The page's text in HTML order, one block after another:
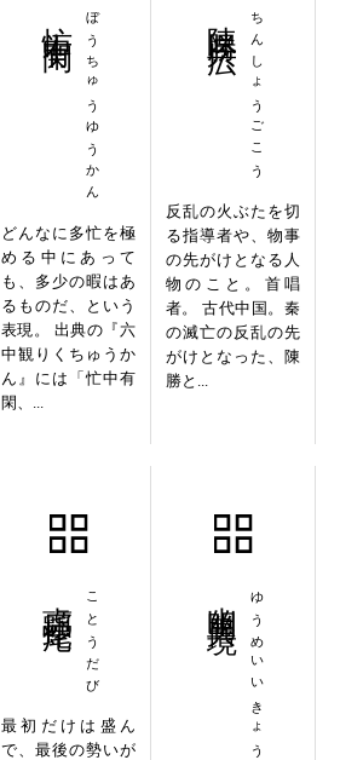
ぼうちゅうゆうかん
どんなに多忙を極
める中にあって
も、多少の暇はあ
るものだ、という
表現。 出典の『六
中観りくちゅうか
ん』には「忙中有
閑、...
ちんしょうごこう
反乱の火ぶたを切
る指導者や、物事
の先がけとなる人
物のこと。首唱
者。 古代中国。秦
の滅亡の反乱の先
がけとなった、陳
勝と...
ことうだび
最初だけは盛ん
で、最後の勢いが
ゆうめいいきょう